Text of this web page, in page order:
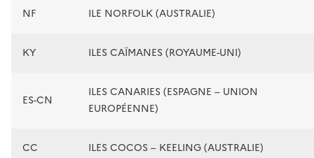
NF ILE NORFOLK (AUSTRALIE)
KY ILES CAÏMANES (ROYAUME-UNI)
ES-CN
ILES CANARIES (ESPAGNE – UNION
EUROPÉENNE)
CC ILES COCOS – KEELING (AUSTRALIE)